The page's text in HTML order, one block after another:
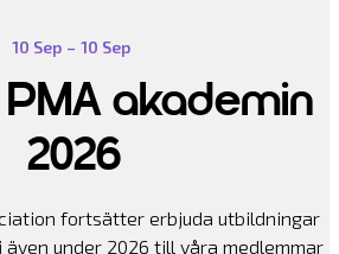
10 Sep – 10 Sep
akademin
2026
fortsätter erbjuda utbildningar
även under 2026 till våra medlemmar